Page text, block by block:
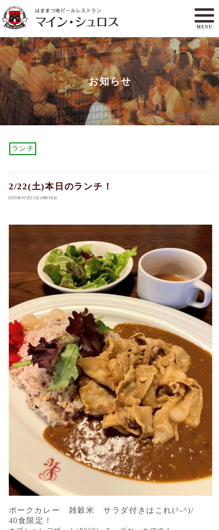
MENU
メニュー
ランチ
アクセスマップ
マイン・シュロスとは
オンラインショップ
お知らせ
ランチ
2/22(土)本日のランチ！
2025年02月22日10時58分
ポークカレー 雑穀米 サラダ付きはこれ(^-^)/
40食限定！